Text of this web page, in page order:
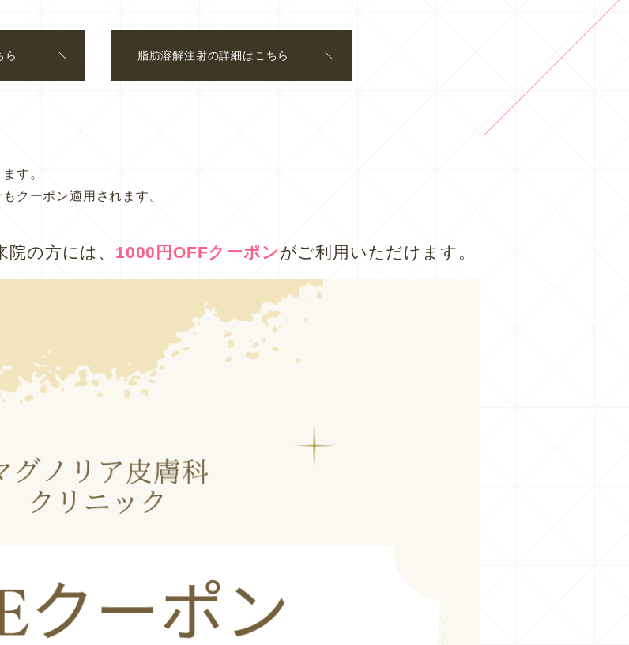
ら 脂肪溶解注射の詳細はこちら
す。
クーポン適用されます。
の方には、 1000円OFFクーポンがご利用いただけます。